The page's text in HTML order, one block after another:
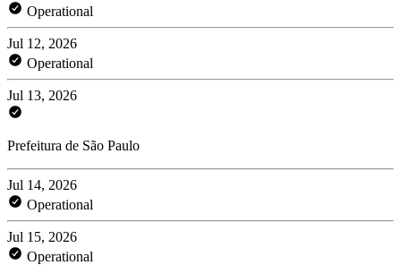
Operational
Jul 12, 2026
Operational
Jul 13, 2026
Prefeitura de São Paulo
Jul 14, 2026
Operational
Jul 15, 2026
Operational